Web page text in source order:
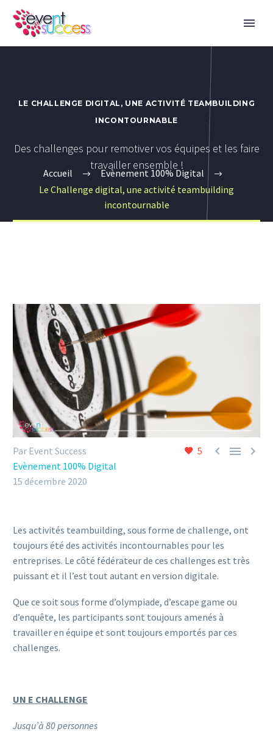
LE CHALLENGE DIGITAL, UNE ACTIVITÉ TEAMBUILDING
INCONTOURNABLE
Des challenges pour remotiver vos équipes et les faire
travailler ensemble !
Accueil
Evènement 100% Digital
Le Challenge digital, une activité teambuilding
incontournable
5   
Par Event Success
Evènement 100% Digital
15 décembre 2020
Les activités teambuilding, sous forme de challenge, ont
toujours été des activités incontournables pour les
entreprises. Le côté fédérateur de ces challenges est très
puissant et il l’est tout autant en version digitale.
Que ce soit sous forme d’olympiade, d’escape game ou
d’enquête, les participants sont toujours amenés à
travailler en équipe et sont toujours emportés par ces
challenges.
UN E CHALLENGE
Jusqu’à 80 personnes